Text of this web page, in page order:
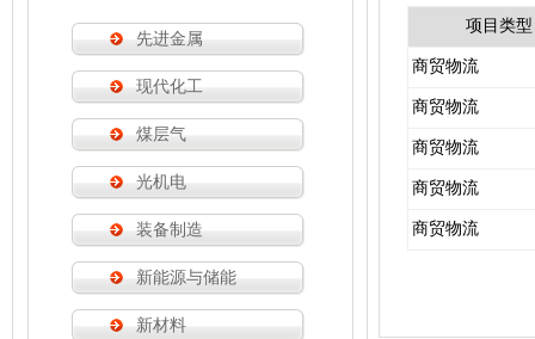
先进金属
现代化工
煤层气
光机电
装备制造
新能源与储能
新材料
项目类型
商贸物流
商贸物流
商贸物流
商贸物流
商贸物流